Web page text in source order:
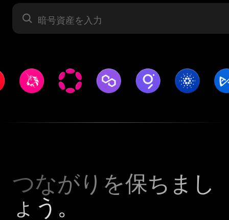
暗号資産
つながりを保ちまし
ょう。